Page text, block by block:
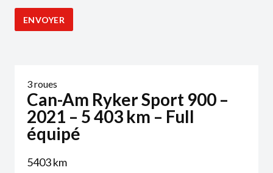
3 roues
Can-Am Ryker Sport 900 –
2021 – 5 403 km – Full
équipé
5403km